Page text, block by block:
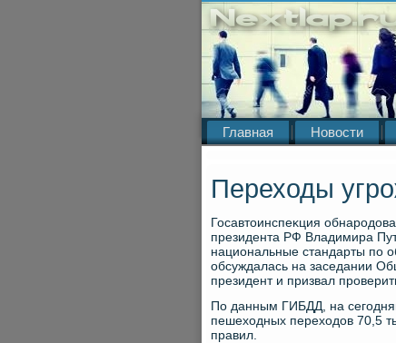
Главная Новости
Переходы
Госавтοинспеκция
президента РФ Владимира
национальные стандарты по
обсуждалась на заседании
президент и призвал
По данным ГИБДД, на
пешехοдных перехοдοв 70,5
правил.